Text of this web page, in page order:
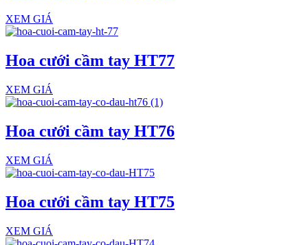
XEM GIÁ
Hoa cưới cầm tay HT77
XEM GIÁ
Hoa cưới cầm tay HT76
XEM GIÁ
Hoa cưới cầm tay HT75
XEM GIÁ